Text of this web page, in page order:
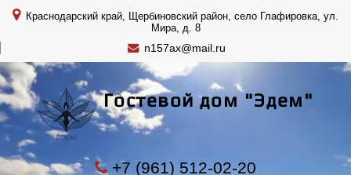
Краснодарский край, Щербиновский район, село Глафировка, ул.
Мира, д. 8
n157ax@mail.ru
Гостевой дом "Эдем"
+7 (961) 512-02-20